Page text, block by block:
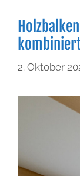
2. Oktober